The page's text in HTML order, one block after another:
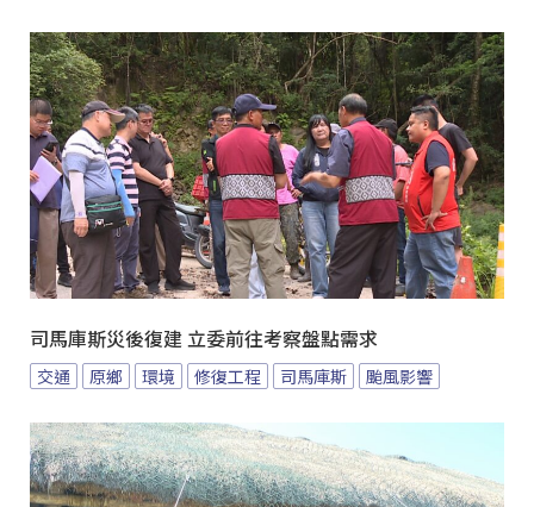
司馬庫斯災後復建 立委前往考察盤點需求
交通 原鄉 環境 修復工程 司馬庫斯 颱風影響